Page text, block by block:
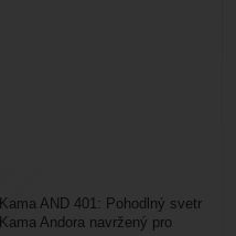
Kama AND 401: Pohodlný svetr
Kama Andora navržený pro